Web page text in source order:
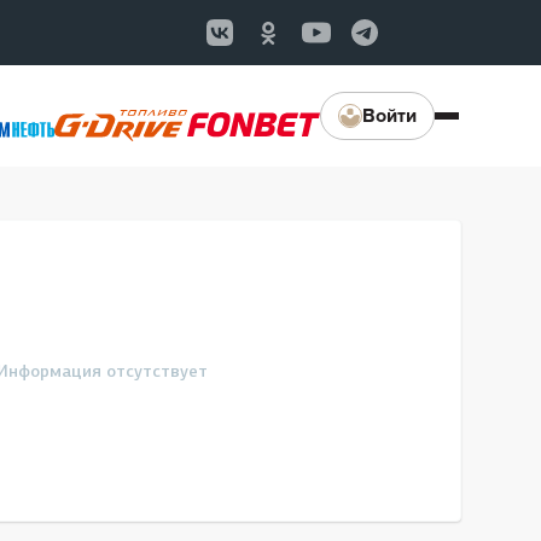
Войти
отсутствует